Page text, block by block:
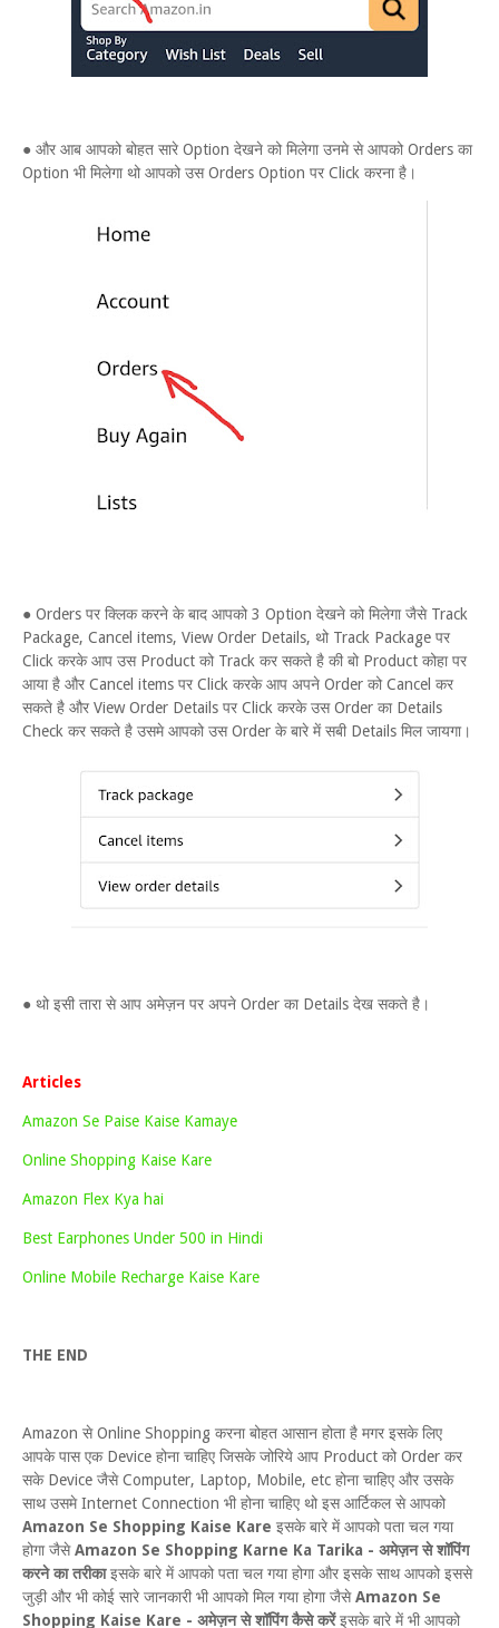
● और आब आपको बोहत सारे Option देखने को मिलेगा उनमे से आपको Orders का
Option भी मिलेगा थो आपको उस Orders Option पर Click करना है।
● Orders पर क्लिक करने के बाद आपको 3 Option देखने को मिलेगा जैसे Track
Package, Cancel items, View Order Details, थो Track Package पर
Click करके आप उस Product को Track कर सकते है की बो Product कोहा पर
आया है और Cancel items पर Click करके आप अपने Order को Cancel कर
सकते है और View Order Details पर Click करके उस Order का Details
Check कर सकते है उसमे आपको उस Order के बारे में सबी Details मिल जायगा।
● थो इसी तारा से आप अमेज़न पर अपने Order का Details देख सकते है।
Articles
Amazon Se Paise Kaise Kamaye
Online Shopping Kaise Kare
Amazon Flex Kya hai
Best Earphones Under 500 in Hindi
Online Mobile Recharge Kaise Kare
THE END
Amazon से Online Shopping करना बोहत आसान होता है मगर इसके लिए
आपके पास एक Device होना चाहिए जिसके जोरिये आप Product को Order कर
सके Device जैसे Computer, Laptop, Mobile, etc होना चाहिए और उसके
साथ उसमे Internet Connection भी होना चाहिए थो इस आर्टिकल से आपको
Amazon Se Shopping Kaise Kare इसके बारे में आपको पता चल गया
होगा जैसेAmazon Se Shopping Karne Ka Tarika - अमेज़न से शॉपिंग
करने का तरीकाइसके बारे में आपको पता चल गया होगा और इसके साथ आपको इससे
जुड़ी और भी कोई सारे जानकारी भी आपको मिल गया होगा जैसेAmazon Se
Shopping Kaise Kare - अमेज़न से शॉपिंग कैसे करेंइसके बारे में भी आपको